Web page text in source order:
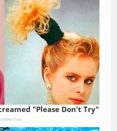
"Please Don't Try"